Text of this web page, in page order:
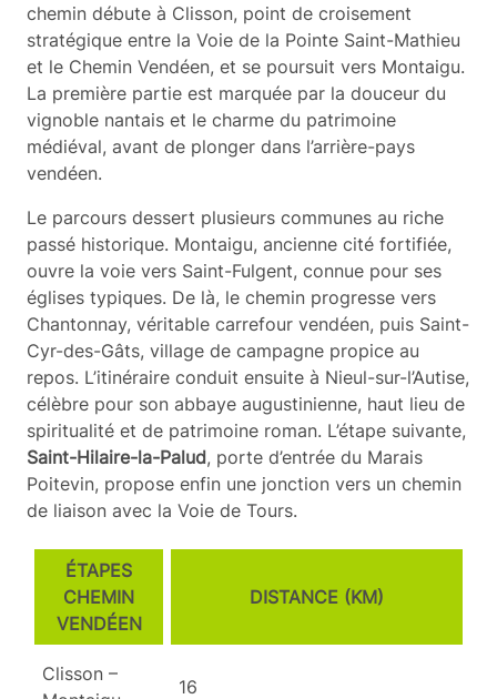
chemin débute à Clisson, point de croisement
stratégique entre la Voie de la Pointe Saint-Mathieu
et le Chemin Vendéen, et se poursuit vers Montaigu.
La première partie est marquée par la douceur du
vignoble nantais et le charme du patrimoine
médiéval, avant de plonger dans l’arrière-pays
vendéen.
Le parcours dessert plusieurs communes au riche
passé historique. Montaigu, ancienne cité fortifiée,
ouvre la voie vers Saint-Fulgent, connue pour ses
églises typiques. De là, le chemin progresse vers
Chantonnay, véritable carrefour vendéen, puis Saint-
Cyr-des-Gâts, village de campagne propice au
repos. L’itinéraire conduit ensuite à Nieul-sur-l’Autise,
célèbre pour son abbaye augustinienne, haut lieu de
spiritualité et de patrimoine roman. L’étape suivante,
Saint-Hilaire-la-Palud, porte d’entrée du Marais
Poitevin, propose enfin une jonction vers un chemin
de liaison avec la Voie de Tours.
ÉTAPES
CHEMIN
VENDÉEN
DISTANCE (KM)
Clisson –
16